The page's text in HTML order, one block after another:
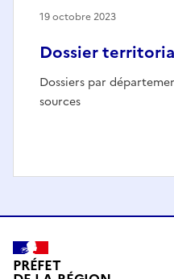
Dossier
Dossiers par
sources
19 octobre 2023
PRÉFET